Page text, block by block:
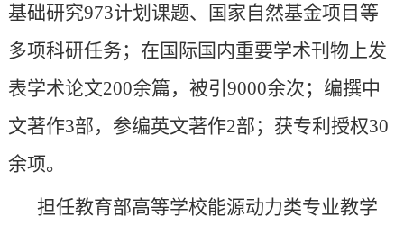
基础研究973计划课题、国家自然基金项目等
多项科研任务；在国际国内重要学术刊物上发
表学术论文200余篇，被引9000余次；编撰中
文著作3部，参编英文著作2部；获专利授权30
余项。
担任教育部高等学校能源动力类专业教学